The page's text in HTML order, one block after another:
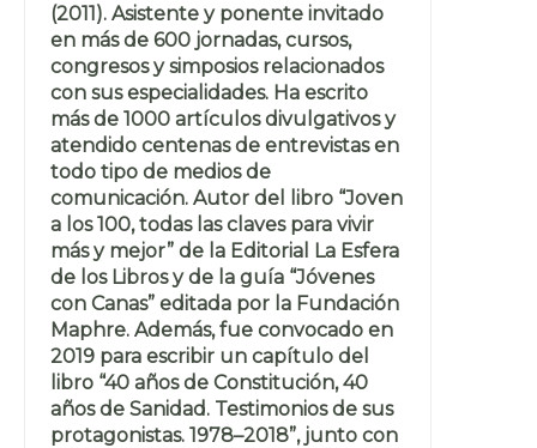
(2011). Asistente y ponente invitado
en más de 600 jornadas, cursos,
congresos y simposios relacionados
con sus especialidades. Ha escrito
más de 1000 artículos divulgativos y
atendido centenas de entrevistas en
todo tipo de medios de
comunicación. Autor del libro “Joven
a los 100, todas las claves para vivir
más y mejor” de la Editorial La Esfera
de los Libros y de la guía “Jóvenes
con Canas” editada por la Fundación
Maphre. Además, fue convocado en
2019 para escribir un capítulo del
libro “40 años de Constitución, 40
años de Sanidad. Testimonios de sus
protagonistas. 1978–2018”, junto con